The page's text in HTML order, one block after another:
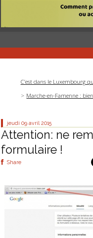
C’est dans le Luxembourg
Marche-en-Famenne :
jeudi 09 avril 2015
Attention: ne
formulaire !
Share